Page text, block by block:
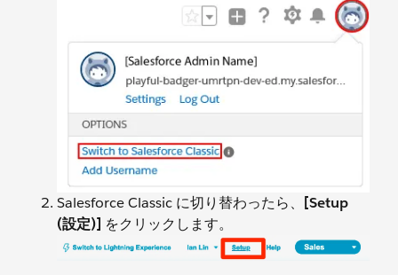
Salesforce Classic に切り替わったら、
[Setup
(設定)] をクリックします。